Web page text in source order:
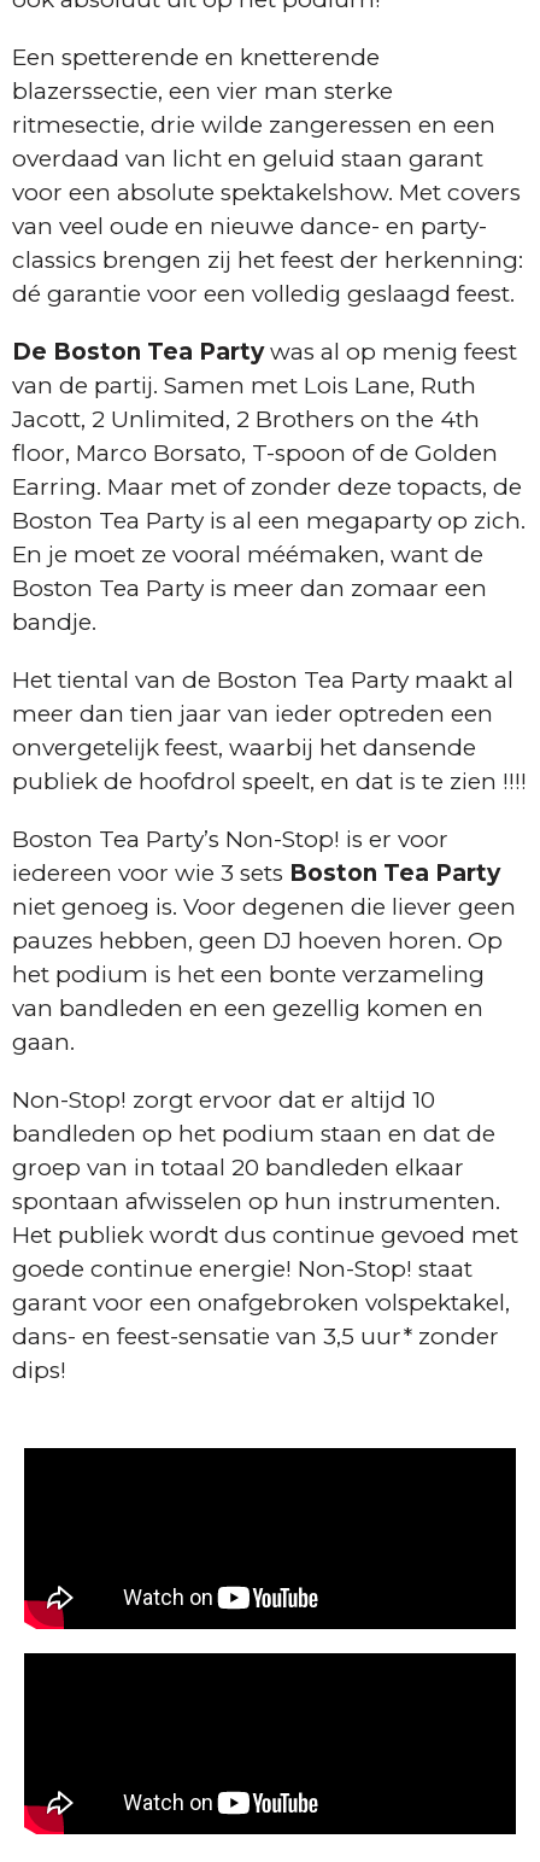
Een spetterende en knetterende
blazerssectie, een vier man sterke
ritmesectie, drie wilde zangeressen en een
overdaad van licht en geluid staan garant
voor een absolute spektakelshow. Met covers
van veel oude en nieuwe dance- en party-
classics brengen zij het feest der herkenning:
dé garantie voor een volledig geslaagd feest.
De Boston Tea Partywas al op menig feest
van de partij. Samen met Lois Lane, Ruth
Jacott, 2 Unlimited, 2 Brothers on the 4th
floor, Marco Borsato, T-spoon of de Golden
Earring. Maar met of zonder deze topacts, de
Boston Tea Party is al een megaparty op zich.
En je moet ze vooral méémaken, want de
Boston Tea Party is meer dan zomaar een
bandje.
Het tiental van de Boston Tea Party maakt al
meer dan tien jaar van ieder optreden een
onvergetelijk feest, waarbij het dansende
publiek de hoofdrol speelt, en dat is te zien !!!!
Boston Tea Party’s Non-Stop! is er voor
iedereen voor wie 3 sets Boston Tea Party
niet genoeg is. Voor degenen die liever geen
pauzes hebben, geen DJ hoeven horen. Op
het podium is het een bonte verzameling
van bandleden en een gezellig komen en
gaan.
Non-Stop! zorgt ervoor dat er altijd 10
bandleden op het podium staan en dat de
groep van in totaal 20 bandleden elkaar
spontaan afwisselen op hun instrumenten.
Het publiek wordt dus continue gevoed met
goede continue energie! Non-Stop! staat
garant voor een onafgebroken volspektakel,
dans- en feest-sensatie van 3,5 uur* zonder
dips!